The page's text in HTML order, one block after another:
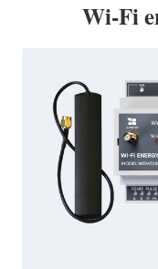
Wi-Fi